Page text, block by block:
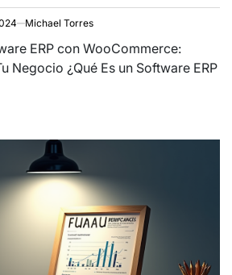
Michael Torres
ERP con WooCommerce:
Negocio ¿Qué Es un Software ERP